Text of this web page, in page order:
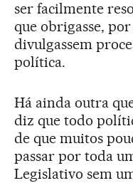
ser facilmente
que obrigasse,
divulgassem
política.
Há ainda outra
diz que todo
de que muitos
passar por toda
Legislativo sem